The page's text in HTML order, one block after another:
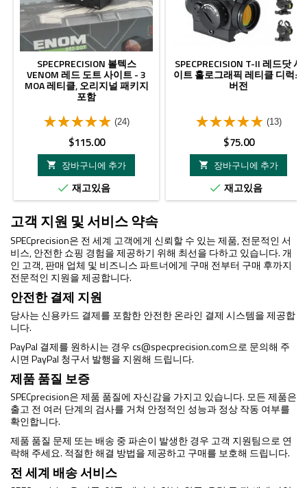
SPECPRECISION 볼텍스
VENOM 레드 도트 사이트 - 3
MOA 레티클, 오리지널 패키지
포함
(24)
가
격
$115.00

장바구니에 추가
 재고있음
SPECPRECISION T-II 레드닷 사
이트 홀로그래픽 레티클 디럭스
버전
(13)
가
격
$75.00

장바구니에 추가
 재고있음
고객 지원 및 서비스 약속
SPECprecision은 전 세계 고객에게 신뢰할 수 있는 제품, 전문적인 서
비스, 안전한 쇼핑 경험을 제공하기 위해 최선을 다하고 있습니다. 개
인 고객, 판매 업체 및 비즈니스 파트너에게 구매 전부터 구매 후까지
전문적인 지원을 제공합니다.
안전한 결제 지원
당사는 신용카드 결제를 포함한 안전한 온라인 결제 시스템을 제공합
니다.
PayPal 결제를 원하시는 경우cs@specprecision.com으로 문의해 주
시면 PayPal 청구서 발행을 지원해 드립니다.
제품 품질 보증
SPECprecision은 제품 품질에 자신감을 가지고 있습니다. 모든 제품은
출고 전 여러 단계의 검사를 거쳐 안정적인 성능과 정상 작동 여부를
확인합니다.
제품 품질 문제 또는 배송 중 파손이 발생한 경우 고객 지원팀으로 연
락해 주세요. 적절한 해결 방법을 제공하고 구매를 보호해 드립니다.
전 세계 배송 서비스